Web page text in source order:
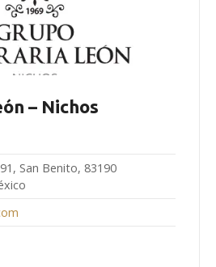
– Nichos
San Benito, 83190